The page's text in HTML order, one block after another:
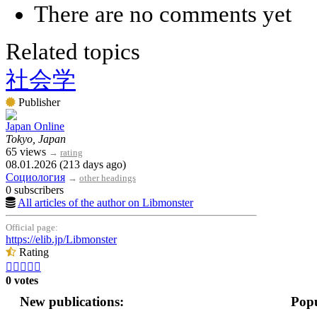
There are no comments yet
Related topics
社会学
Publisher
Japan Online
Tokyo, Japan
65 views → rating
08.01.2026 (213 days ago)
Социология → other headings
0 subscribers
All articles of the author on Libmonster
Official page:
https://elib.jp/Libmonster
Rating
    
0 votes
New publications: